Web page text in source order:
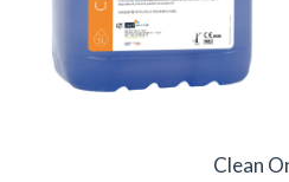
Clean